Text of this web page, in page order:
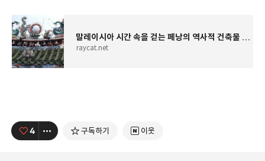
말레이시아 시간 속을 걷는 페낭의 역사적 건축물 여행
raycat.net
4 구독하기 이웃